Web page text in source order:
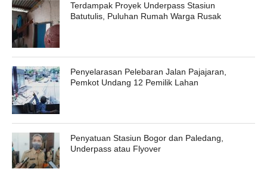
Terdampak Proyek Underpass Stasiun
Batutulis, Puluhan Rumah Warga Rusak
Penyelarasan Pelebaran Jalan Pajajaran,
Pemkot Undang 12 Pemilik Lahan
Penyatuan Stasiun Bogor dan Paledang,
Underpass atau Flyover